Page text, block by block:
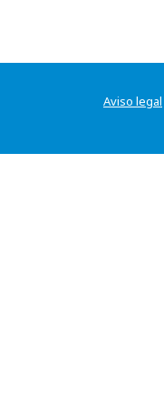
Aviso legal